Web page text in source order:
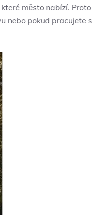
město nabízí. Proto
nebo pokud pracujete s